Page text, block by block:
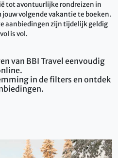
tot avontuurlijke rondreizen in
volgende vakantie te boeken.
aanbiedingen zijn tijdelijk geldig
is vol.
van BBI Travel eenvoudig
in de filters en ontdek